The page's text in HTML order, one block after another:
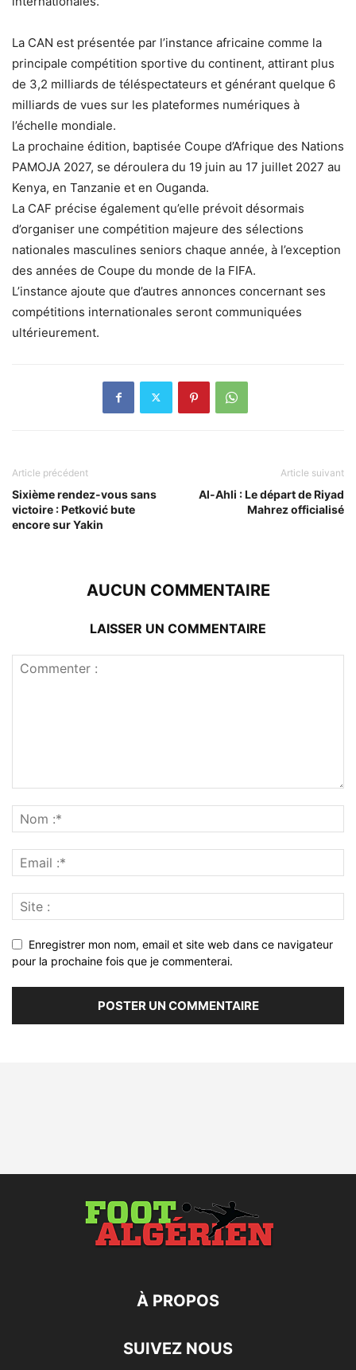
La CAN est présentée par l’instance africaine comme la
principale compétition sportive du continent, attirant plus
de 3,2 milliards de téléspectateurs et générant quelque 6
milliards de vues sur les plateformes numériques à
l’échelle mondiale.
La prochaine édition, baptisée Coupe d’Afrique des Nations
PAMOJA 2027, se déroulera du 19 juin au 17 juillet 2027 au
Kenya, en Tanzanie et en Ouganda.
La CAF précise également qu’elle prévoit désormais
d’organiser une compétition majeure des sélections
nationales masculines seniors chaque année, à l’exception
des années de Coupe du monde de la FIFA.
L’instance ajoute que d’autres annonces concernant ses
compétitions internationales seront communiquées
ultérieurement.
Article précédent
Sixième rendez-vous sans
victoire : Petković bute
encore sur Yakin
Article suivant
Al-Ahli : Le départ de Riyad
Mahrez officialisé
AUCUN COMMENTAIRE
LAISSER UN COMMENTAIRE
Enregistrer mon nom, email et site web dans ce navigateur
pour la prochaine fois que je commenterai.
À PROPOS
SUIVEZ NOUS